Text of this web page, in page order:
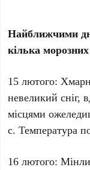
Найближчими
кілька
15 лютого:
невеликий сніг,
місцями
с. Температура
16 лютого: